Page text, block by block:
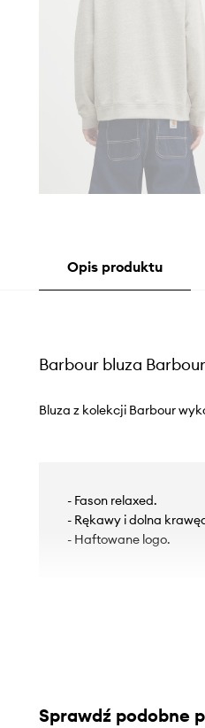
Opis produktu
Barbour bluza
Bluza z kolekcji Barbour
- Fason relaxed.
- Rękawy i dolna
- Haftowane logo.
Sprawdź podobne